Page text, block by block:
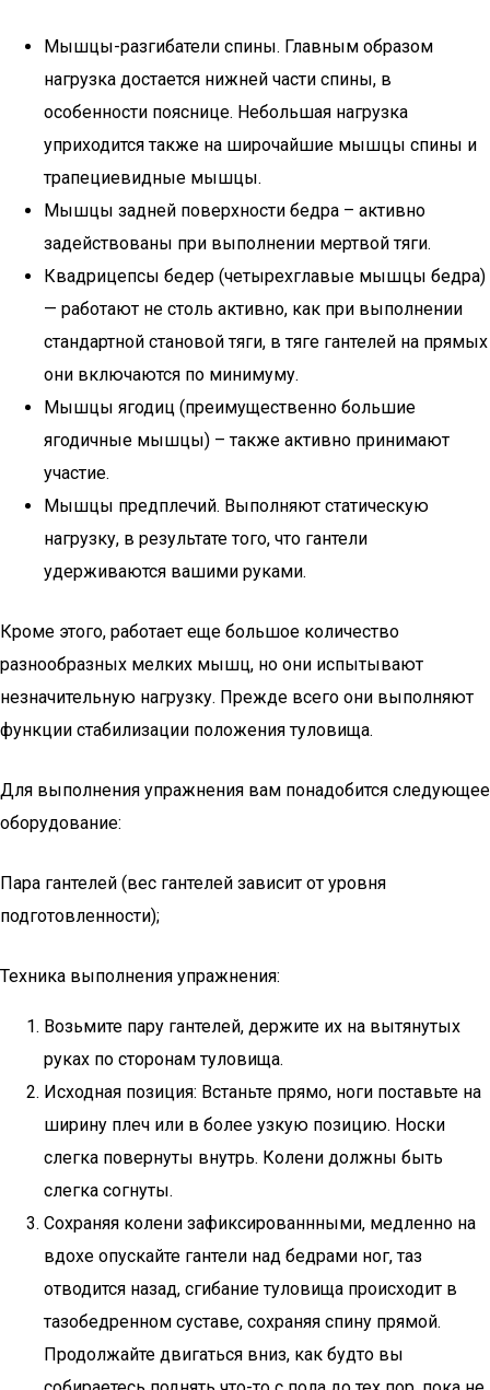
Мышцы-разгибатели спины. Главным образом
нагрузка достается нижней части спины, в
особенности пояснице. Небольшая нагрузка
уприходится также на широчайшие мышцы спины и
трапециевидные мышцы.
Мышцы задней поверхности бедра – активно
задействованы при выполнении мертвой тяги.
Квадрицепсы бедер (четырехглавые мышцы бедра)
— работают не столь активно, как при выполнении
стандартной становой тяги, в тяге гантелей на прямых
они включаются по минимуму.
Мышцы ягодиц (преимущественно большие
ягодичные мышцы) – также активно принимают
участие.
Мышцы предплечий. Выполняют статическую
нагрузку, в результате того, что гантели
удерживаются вашими руками.
Кроме этого, работает еще большое количество
разнообразных мелких мышц, но они испытывают
незначительную нагрузку. Прежде всего они выполняют
функции стабилизации положения туловища.
Для выполнения упражнения вам понадобится следующее
оборудование:
Пара гантелей (вес гантелей зависит от уровня
подготовленности);
Техника выполнения упражнения:
Возьмите пару гантелей, держите их на вытянутых
руках по сторонам туловища.
Исходная позиция: Встаньте прямо, ноги поставьте на
ширину плеч или в более узкую позицию. Носки
слегка повернуты внутрь. Колени должны быть
слегка согнуты.
Сохраняя колени зафиксированнными, медленно на
вдохе опускайте гантели над бедрами ног, таз
отводится назад, сгибание туловища происходит в
тазобедренном суставе, сохраняя спину прямой.
Продолжайте двигаться вниз, как будто вы